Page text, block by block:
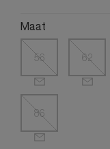
Maat
56 62
86